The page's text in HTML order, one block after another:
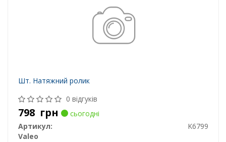
Шт. Натяжний ролик
0 відгуків
798 грн
сьогодні
Артикул:
K6799
Valeo